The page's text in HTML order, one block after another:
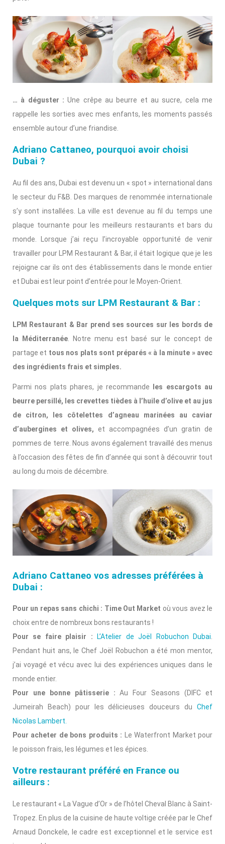
… à déguster : Une crêpe au beurre et au sucre, cela me
rappelle les sorties avec mes enfants, les moments passés
ensemble autour d’une friandise.
Adriano Cattaneo, pourquoi avoir choisi
Dubai ?
Au fil des ans, Dubai est devenu un « spot » international dans
le secteur du F&B. Des marques de renommée internationale
s’y sont installées. La ville est devenue au fil du temps une
plaque tournante pour les meilleurs restaurants et bars du
monde. Lorsque j’ai reçu l’incroyable opportunité de venir
travailler pour LPM Restaurant & Bar, il était logique que je les
rejoigne car ils ont des établissements dans le monde entier
et Dubai est leur point d’entrée pour le Moyen-Orient.
Quelques mots sur LPM Restaurant & Bar :
LPM Restaurant & Bar prend ses sources sur les bords de
la Méditerranée . Notre menu est basé sur le concept de
partage et tous nos plats sont préparés « à la minute » avec
des ingrédients frais et simples.
Parmi nos plats phares, je recommande les escargots au
beurre persillé, les crevettes tièdes à l’huile d’olive et au jus
de citron, les côtelettes d’agneau marinées au caviar
d’aubergines et olives, et accompagnées d’un gratin de
pommes de terre. Nous avons également travaillé des menus
à l’occasion des fêtes de fin d’année qui sont à découvrir tout
au long du mois de décembre.
Adriano Cattaneo vos adresses préférées à
Dubai :
Pour un repas sans chichi : Time Out Market où vous avez le
choix entre de nombreux bons restaurants !
Pour se faire plaisir :
L’Atelier de Joël Robuchon Dubai
Pendant huit ans, le Chef Joël Robuchon a été mon mentor,
j’ai voyagé et vécu avec lui des expériences uniques dans le
monde entier.
Pour une bonne pâtisserie : Au Four Seasons (DIFC et
Jumeirah Beach) pour les délicieuses douceurs du Chef
Nicolas Lambert
Pour acheter de bons produits :
Le Waterfront Market pour
le poisson frais, les légumes et les épices.
Votre restaurant préféré en France ou
ailleurs :
Le restaurant « La Vague d’Or » de l’hôtel Cheval Blanc à Saint-
Tropez. En plus de la cuisine de haute voltige créée par le Chef
Arnaud Donckele, le cadre est exceptionnel et le service est